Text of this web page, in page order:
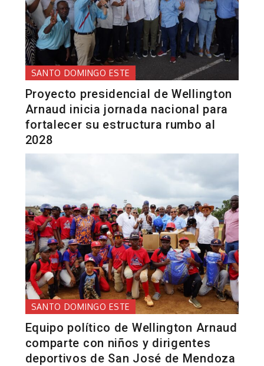
SANTO DOMINGO ESTE
Proyecto presidencial de Wellington
Arnaud inicia jornada nacional para
fortalecer su estructura rumbo al
2028
SANTO DOMINGO ESTE
Equipo político de Wellington Arnaud
comparte con niños y dirigentes
deportivos de San José de Mendoza